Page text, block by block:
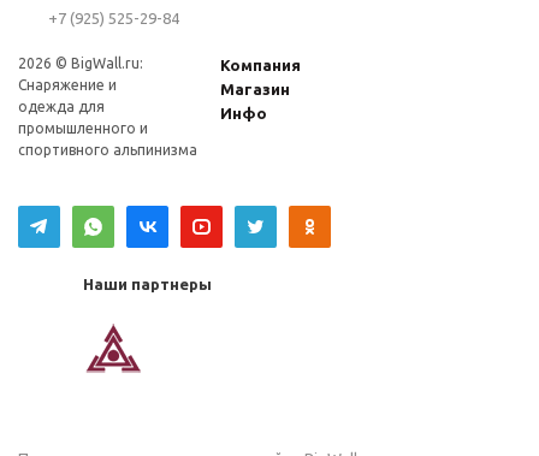
+7 (925) 525-29-84
2026 © BigWall.ru:
Снаряжение и
одежда для
промышленного и
спортивного альпинизма
Компания
Магазин
Инфо
Наши партнеры